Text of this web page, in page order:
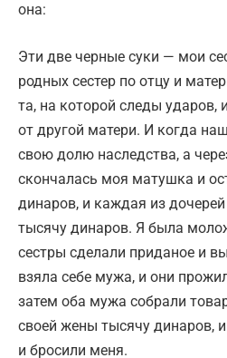
она:
Эти две черные суки — мои
родных сестер по отцу и
та, на которой следы ударов,
от другой матери. И когда
свою долю наследства, а
скончалась моя матушка и
динаров, и каждая из
тысячу динаров. Я была
сестры сделали приданое и
взяла себе мужа, и они
затем оба мужа собрали
своей жены тысячу динаров,
и бросили меня.